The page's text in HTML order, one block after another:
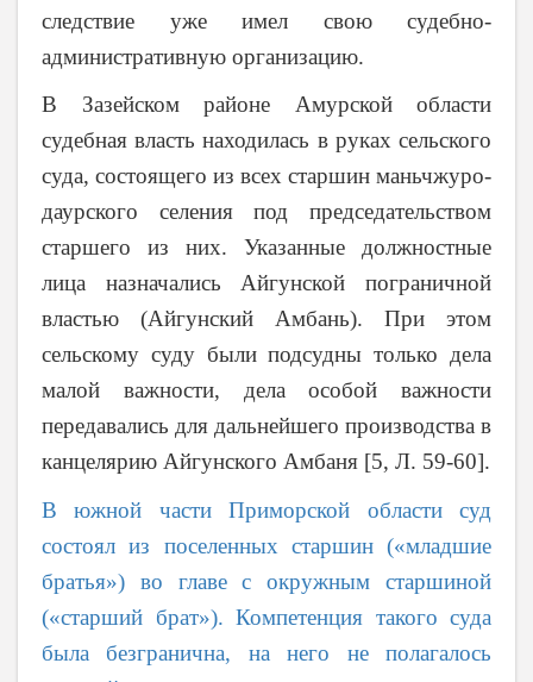
следствие уже имел свою судебно-
административную организацию.
В Зазейском районе Амурской области
судебная власть находилась в руках сельского
суда, состоящего из всех старшин маньчжуро-
даурского селения под председательством
старшего из них. Указанные должностные
лица назначались Айгунской пограничной
властью (Айгунский Амбань). При этом
сельскому суду были подсудны только дела
малой важности, дела особой важности
передавались для дальнейшего производства в
канцелярию Айгунского Амбаня [5, Л. 59-60].
В южной части Приморской области суд
состоял из поселенных старшин («младшие
братья») во главе с окружным старшиной
(«старший брат»). Компетенция такого суда
была безгранична, на него не полагалось